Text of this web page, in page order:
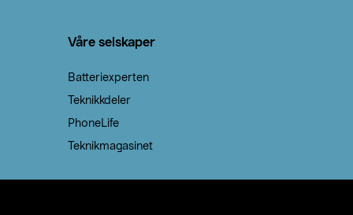
Våre selskaper
Batteriexperten
Teknikkdeler
PhoneLife
Teknikmagasinet